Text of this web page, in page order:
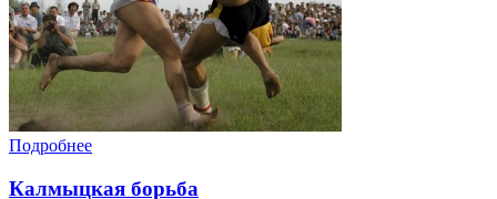
Подробнее
Калмыцкая борьба